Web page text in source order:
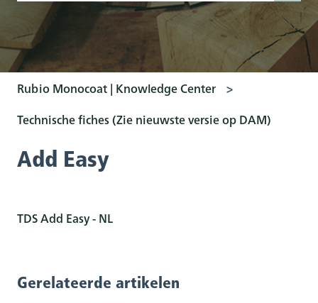
Er zijn geen suggesties want het zoekveld is leeg.
Rubio Monocoat | Knowledge Center
Technische fiches (Zie nieuwste versie op DAM)
Add Easy
TDS Add Easy - NL
Gerelateerde artikelen